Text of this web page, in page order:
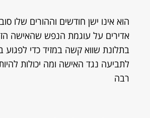
הוא אינו ישן חודשים וההורים שלו
אדירים על עוגמת הנפש שהאישה
בתלונת שווא קשה במזיד כדי
לתביעה נגד האישה ומה יכולות
רבה